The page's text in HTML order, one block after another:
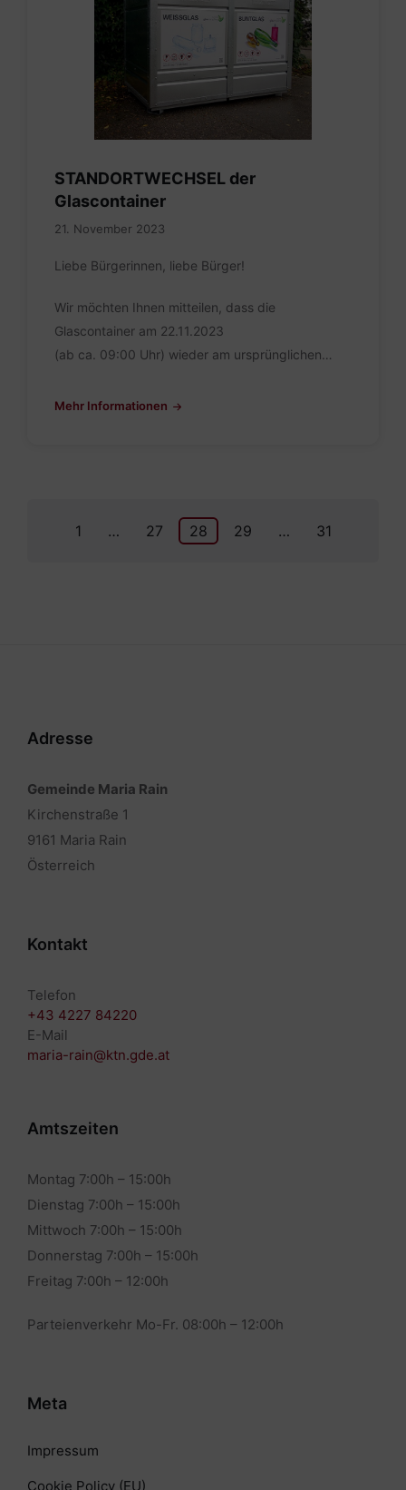
STANDORTWECHSEL der
Glascontainer
21. November 2023
Liebe Bürgerinnen, liebe Bürger!
Wir möchten Ihnen mitteilen, dass die
Glascontainer am 22.11.2023
(ab ca. 09:00 Uhr) wieder am ursprünglichen…
Mehr Informationen
Seitennummerierung
1 … 27 28 29 … 31
Adresse
Gemeinde Maria Rain
Kirchenstraße 1
9161 Maria Rain
Österreich
Kontakt
Telefon
+43 4227 84220
E-Mail
maria-rain@ktn.gde.at
Amtszeiten
Montag 7:00h – 15:00h
Dienstag 7:00h – 15:00h
Mittwoch 7:00h – 15:00h
Donnerstag 7:00h – 15:00h
Freitag 7:00h – 12:00h
Parteienverkehr Mo-Fr. 08:00h – 12:00h
Meta
Impressum
Cookie Policy (EU)